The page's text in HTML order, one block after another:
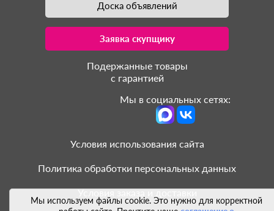
Мы используем файлы cookie. Это нужно для корректной
Доска объявлений
Заявка скупщику
Подержанные товары
с гарантией
Мы в социальных сетях:
Условия использования сайта
Политика обработки персональных данных
Условия заказа и доставки